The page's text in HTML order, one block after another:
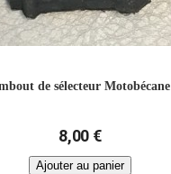
de sélecteur Motobécane
8,00 €
Ajouter au panier